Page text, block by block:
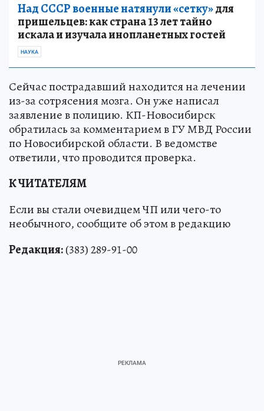
Над СССР военные натянули «сетку»для
пришельцев: как страна 13 лет тайно
искала и изучала инопланетных гостей
НАУКА
Сейчас пострадавший находится на лечении
из-за сотрясения мозга. Он уже написал
заявление в полицию. КП-Новосибирск
обратилась за комментарием в ГУ МВД России
по Новосибирской области. В ведомстве
ответили, что проводится проверка.
К ЧИТАТЕЛЯМ
Если вы стали очевидцем ЧП или чего-то
необычного, сообщите об этом в редакцию
Редакция:(383) 289-91-00